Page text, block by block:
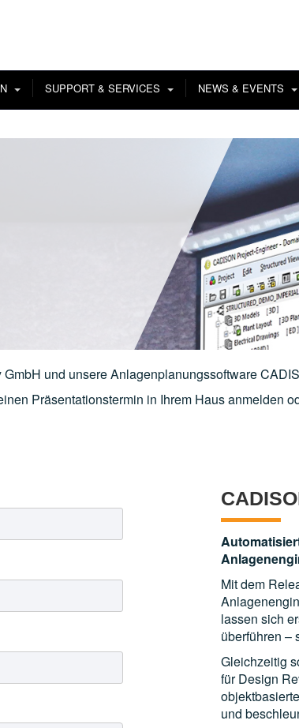
SUPPORT & SERVICES NEWS & EVENTS
und unsere Anlagenplanungssoftware
Präsentationstermin in Ihrem Haus anmelden
Mit dem
lassen sich
überführen –
Gleichzeitig
für Design
und